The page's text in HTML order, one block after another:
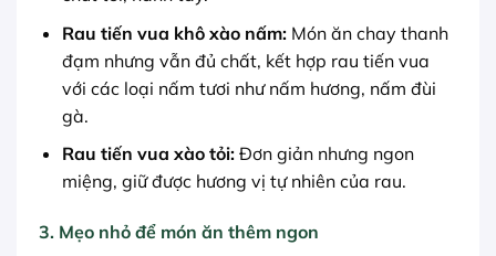
Rau tiến vua khô xào nấm:Món ăn chay thanh
đạm nhưng vẫn đủ chất, kết hợp rau tiến vua
với các loại nấm tươi như nấm hương, nấm đùi
gà.
Rau tiến vua xào tỏi:Đơn giản nhưng ngon
miệng, giữ được hương vị tự nhiên của rau.
3. Mẹo nhỏ để món ăn thêm ngon